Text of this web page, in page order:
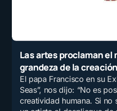
Las artes proclaman el
grandeza de la
El papa Francisco en su
Seas”, nos dijo: “No es
creatividad humana. Si no